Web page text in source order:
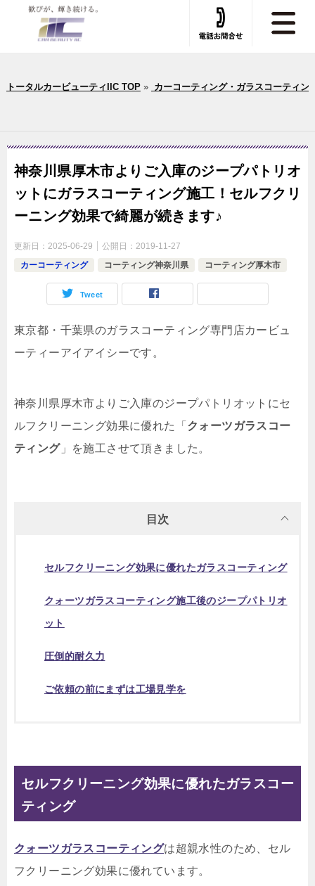
トータルカービューティIIC TOP» カーコーティング・ガラスコーティン
神奈川県厚木市よりご入庫のジープパトリオ
ットにガラスコーティング施工！セルフクリ
ーニング効果で綺麗が続きます♪
更新日： 2025-06-29 公開日： 2019-11-27
カーコーティング
コーティング神奈川県 コーティング厚木市
Tweet
東京都・千葉県のガラスコーティング専門店カービュ
ーティーアイアイシーです。
神奈川県厚木市よりご入庫のジープパトリオットにセ
ルフクリーニング効果に優れた「 クォーツガラスコー
ティング」を施工させて頂きました。
目次
セルフクリーニング効果に優れたガラスコーティング
クォーツガラスコーティング施工後のジープパトリオ
ット
圧倒的耐久力
ご依頼の前にまずは工場見学を
セルフクリーニング効果に優れたガラスコー
ティング
クォーツガラスコーティングは超親水性のため、セル
フクリーニング効果に優れています。